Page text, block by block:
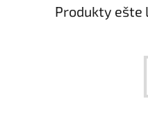
Produkty ešte